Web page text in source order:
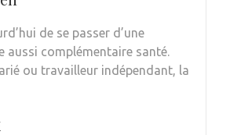
de se passer d’une
aussi complémentaire santé.
ou travailleur indépendant, la